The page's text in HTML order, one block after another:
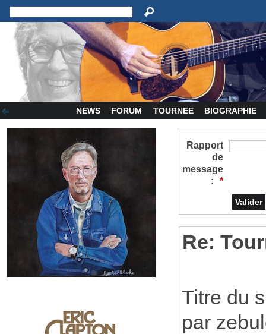
NEWS FORUM TOURNEE BIOGRAPHIE
Rapport
de
message
:
*
Re:
Titre du
par